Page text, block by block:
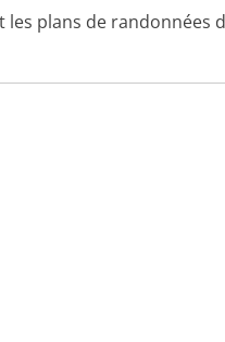
plans de randonnées